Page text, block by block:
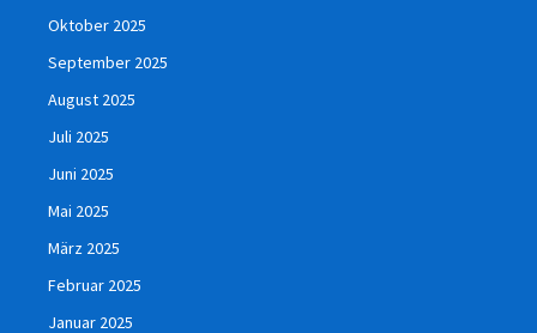
Oktober 2025
September 2025
August 2025
Juli 2025
Juni 2025
Mai 2025
März 2025
Februar 2025
Januar 2025